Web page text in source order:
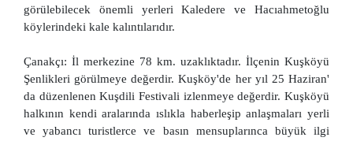
görülebilecek önemli yerleri Kaledere ve Hacıahmetoğlu
köylerindeki kale kalıntılarıdır.
Çanakçı: İl merkezine 78 km. uzaklıktadır. İlçenin Kuşköyü
Şenlikleri görülmeye değerdir. Kuşköy'de her yıl 25 Haziran'
da düzenlenen Kuşdili Festivali izlenmeye değerdir. Kuşköyü
halkının kendi aralarında ıslıkla haberleşip anlaşmaları yerli
ve yabancı turistlerce ve basın mensuplarınca büyük ilgi